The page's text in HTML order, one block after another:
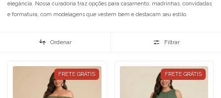
elegância. Nossa curadoria traz opções para casamento, madrinhas, convidadas
e formatura, com modelagens que vestem bem e destacam seu estilo.
Ordenar Filtrar
FRETE GRÁTIS FRETE GRÁTIS